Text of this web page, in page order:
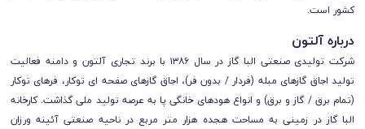
کشور است.
درباره آلتون
شرکت تولیدی صنعتی البا گاز در سال ۱۳۸۶ با برند تجاری آلتون و دامنه فعالیت
تولید اجاق گازهای مبله (فردار / بدون فر)، اجاق گازهای صفحه ای توکار، فرهای توکار
(تمام برق / گاز و برق) و انواع هودهای خانگی پا به عرصه تولید ملی گذاشت. کارخانه
البا گاز در زمینی به مساحت هجده هزار متر مربع در ناحیه صنعتی آئینه ورزان